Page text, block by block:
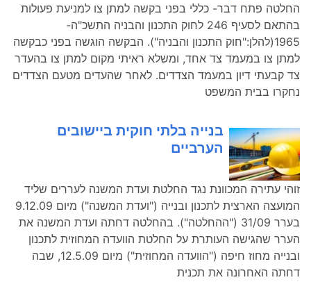
החלטה פתח דבר- כללי בפני בקשה למתן צו למניעת פעולות
בהתאם לסעיף 246 לחוק התכנון והבניה התשכ"ה-
1965(להלן:"חוק התכנון והבניה"). הבקשה הוגשה בפני כבקשה
למתן צו במעמד צד אחד, ומשלא ראיתי מקום למתן צו בהעדר
צד קבעתי דיון במעמד הצדדים. לאחר שהעדים מטעם הצדדים
נחקרו בבית המשפט
בנייה בלתי חוקית ביישובים
הערביים
זוהי עתירה המכוונת נגד החלטת ועדת המשנה לעררים שליד
המועצה הארצית לתכנון ובנייה ("ועדת המשנה") מיום 9.12.09
בערר 31/09 ("ההחלטה"). בהחלטה דחתה ועדת המשנה את
הערר שהגישה העותרת על החלטת הוועדה המחוזית לתכנון
ובנייה מחוז חיפה ("הוועדה המחוזית") מיום 12.5.09, שבה
דחתה האחרונה את תכנית